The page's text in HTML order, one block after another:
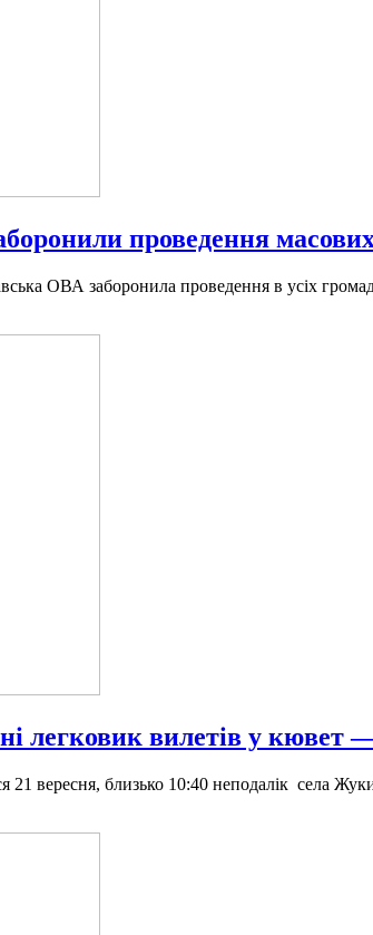
проведення масових
ОВА заборонила проведення в усіх
легковик вилетів у кювет —
21 вересня, близько 10:40 неподалік села